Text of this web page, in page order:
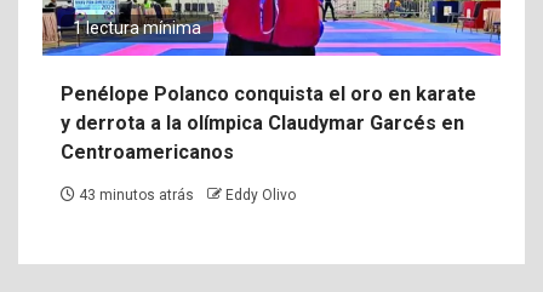
1 lectura mínima
Penélope Polanco conquista el oro en karate
y derrota a la olímpica Claudymar Garcés en
Centroamericanos
43 minutos atrás Eddy Olivo